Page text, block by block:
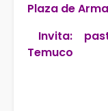
Plaza de
Invita:
Temuco